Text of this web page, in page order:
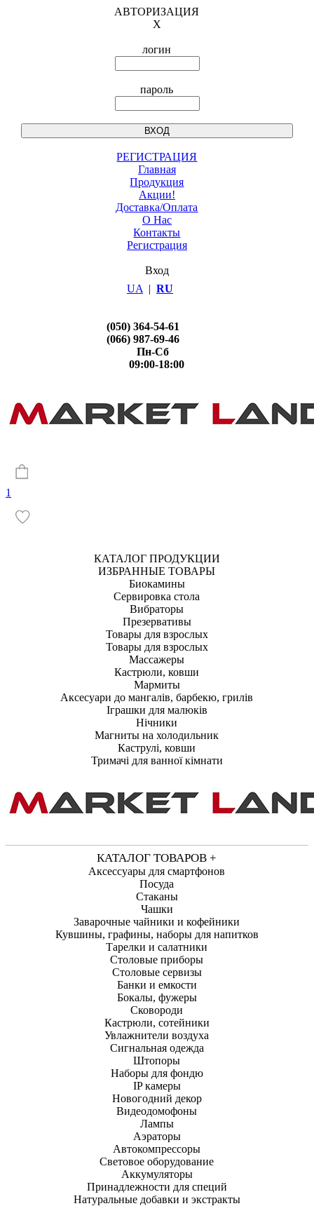
АВТОРИЗАЦИЯ
X
логин
пароль
РЕГИСТРАЦИЯ
Главная
Продукция
Акции!
Доставка/Оплата
О Нас
Контакты
Регистрация
Вход
UA | RU
(050) 364-54-61
(066) 987-69-46
Пн-Сб
09:00-18:00
1
КАТАЛОГ ПРОДУКЦИИ
ИЗБРАННЫЕ ТОВАРЫ
Биокамины
Сервировка стола
Вибраторы
Презервативы
Товары для взрослых
Товары для взрослых
Массажеры
Кастрюли, ковши
Мармиты
Аксесуари до мангалів, барбекю, грилів
Іграшки для малюків
Нічники
Магниты на холодильник
Каструлі, ковши
Тримачі для ванної кімнати
КАТАЛОГ ТОВАРОВ +
Аксессуары для смартфонов
Посуда
Стаканы
Чашки
Заварочные чайники и кофейники
Кувшины, графины, наборы для напитков
Тарелки и салатники
Столовые приборы
Столовые сервизы
Банки и емкости
Бокалы, фужеры
Сковороди
Кастрюли, сотейники
Увлажнители воздуха
Сигнальная одежда
Штопоры
Наборы для фондю
IP камеры
Новогодний декор
Видеодомофоны
Лампы
Аэраторы
Автокомпрессоры
Световое оборудование
Аккумуляторы
Принадлежности для специй
Натуральные добавки и экстракты